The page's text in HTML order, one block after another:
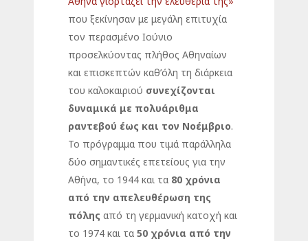
που ξεκίνησαν με μεγάλη επιτυχία
τον περασμένο Ιούνιο
προσελκύοντας πλήθος Αθηναίων
και επισκεπτών καθ’όλη τη διάρκεια
του καλοκαιριού συνεχίζονται
δυναμικά με πολυάριθμα
ραντεβού έως και τον Νοέμβριο.
Το πρόγραμμα που τιμά παράλληλα
δύο σημαντικές επετείους για την
Αθήνα, το 1944 και τα 80 χρόνια
από την απελευθέρωση της
πόλης από τη γερμανική κατοχή και
το 1974 και τα 50 χρόνια από την